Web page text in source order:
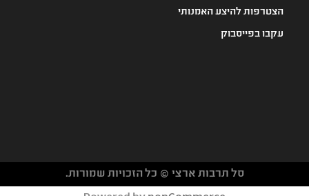
הצטרפות להיצע האמנותי
עקבו בפייסבוק
סל תרבות ארצי © כל הזכויות שמורות.